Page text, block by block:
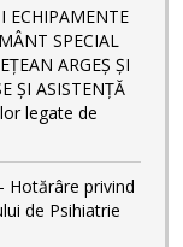
ECHIPAMENTE
SPECIAL
ARGEȘ ȘI
ȘI ASISTENȚĂ
legate de
Hotărâre privind
de Psihiatrie